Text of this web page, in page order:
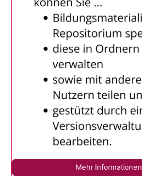
Mehr Informationen